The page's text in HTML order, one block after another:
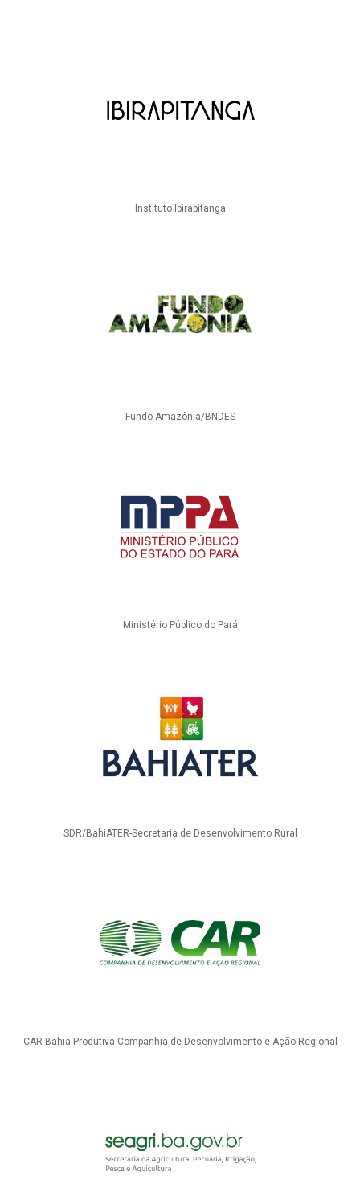
Instituto Ibirapitanga
Fundo Amazônia/BNDES
Ministério Público do Pará
SDR/BahiATER-Secretaria de Desenvolvimento Rural
CAR-Bahia Produtiva-Companhia de Desenvolvimento e Ação Regional